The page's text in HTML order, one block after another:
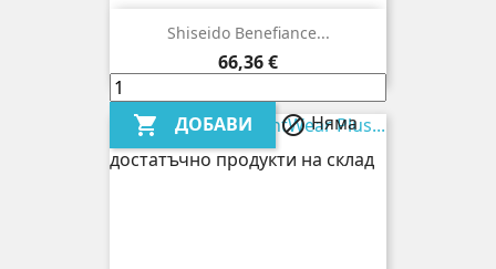
Shiseido Benefiance...
Цена
66,36 €
 ДОБАВИ Няма
достатъчно продукти на склад